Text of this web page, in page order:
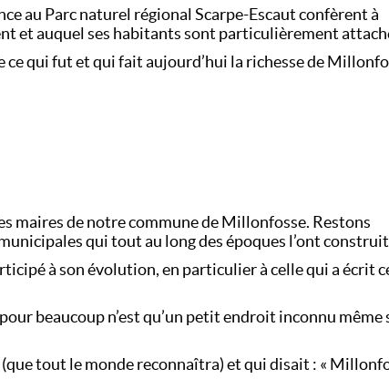
au Parc naturel régional Scarpe-Escaut confèrent à
et auquel ses habitants sont particulièrement
ce qui fut et qui fait aujourd’hui la richesse de
maires de notre commune de Millonfosse. Restons
qui tout au long des époques l’ont
à son évolution, en particulier à celle qui a écrit
beaucoup n’est qu’un petit endroit inconnu même
(que tout le monde reconnaîtra) et qui disait : «